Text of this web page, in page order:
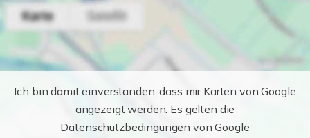
Ich bin damit einverstanden, dass mir Karten von Google
angezeigt werden. Es gelten die
Datenschutzbedingungen von Google